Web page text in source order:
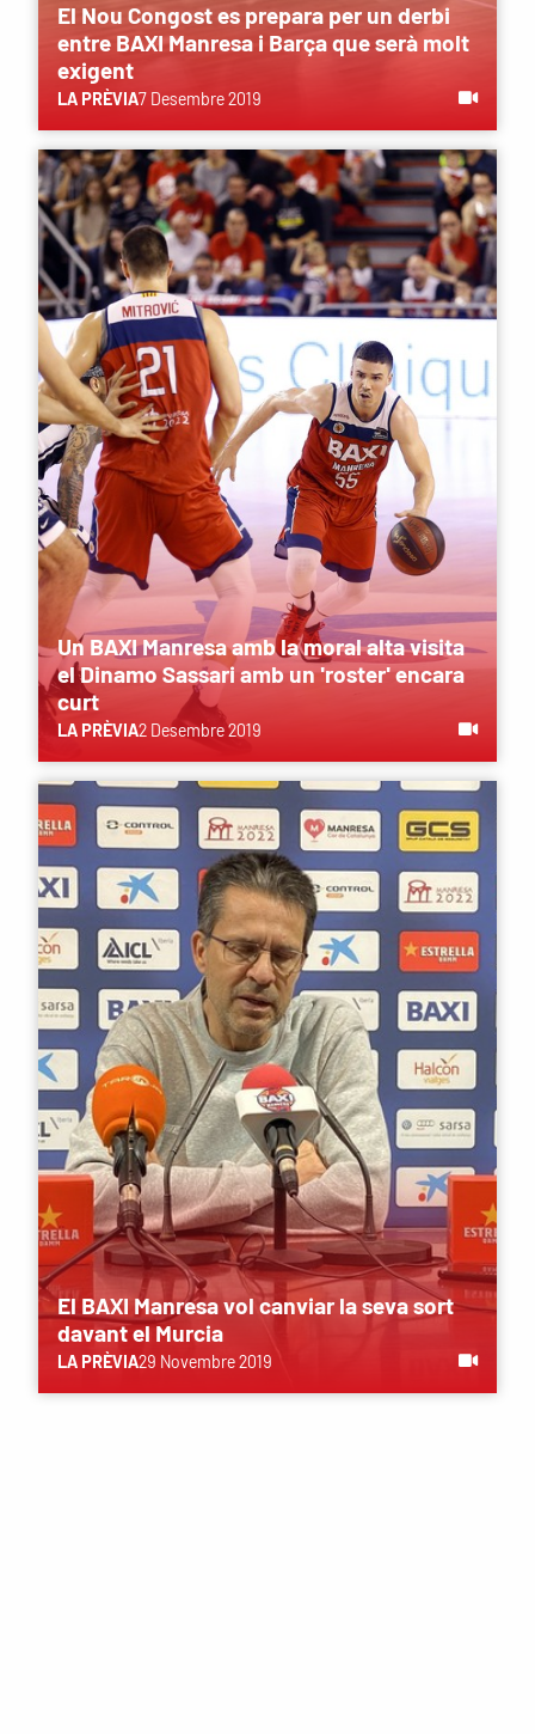
El Nou Congost es prepara per un derbi
entre BAXI Manresa i Barça que serà molt
exigent
LA PRÈVIA7 Desembre 2019
Un BAXI Manresa amb la moral alta visita
el Dinamo Sassari amb un 'roster' encara
curt
LA PRÈVIA2 Desembre 2019
El BAXI Manresa vol canviar la seva sort
davant el Murcia
LA PRÈVIA29 Novembre 2019